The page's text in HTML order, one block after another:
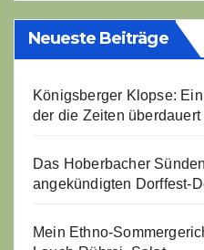
Neueste Beiträge
Königsberger Klopse:
der die Zeiten überdauert
Das Hoberbacher
angekündigten Dorffest-
Mein Ethno-